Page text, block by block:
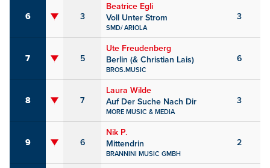
6 3
Beatrice Egli
Voll Unter Strom
SMD/ ARIOLA
3
7 5
Ute Freudenberg
Berlin (& Christian Lais)
BROS.MUSIC
6
8 7
Laura Wilde
Auf Der Suche Nach Dir
MORE MUSIC & MEDIA
3
9 6
Nik P.
Mittendrin
BRANNINI MUSIC GMBH
2